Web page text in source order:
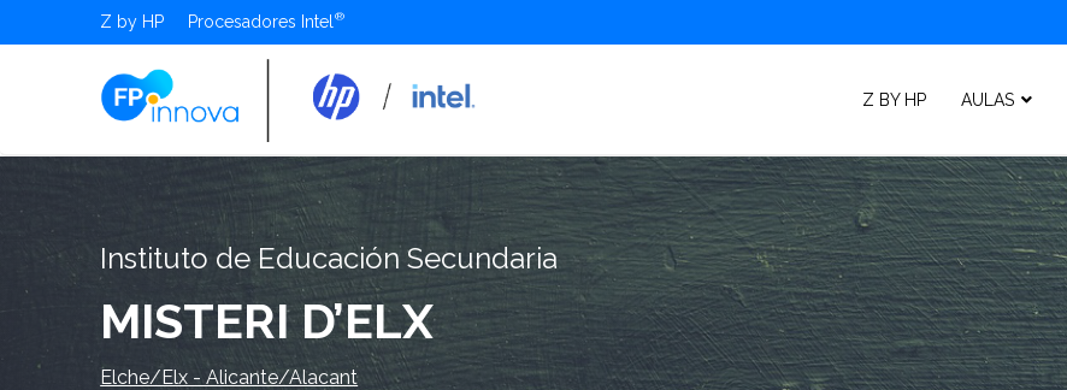
Z by HP Procesadores Intel
Z BY HP AULAS
Instituto de Educación Secundaria
MISTERI D’ELX
Elche/Elx - Alicante/Alacant